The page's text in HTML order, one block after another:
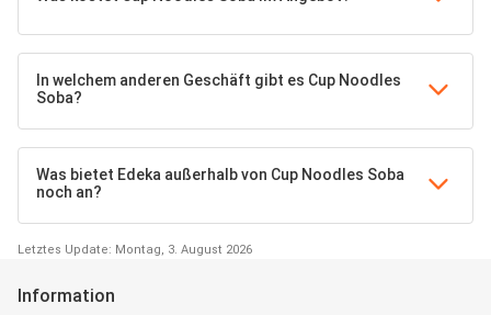
In welchem anderen Geschäft gibt es Cup Noodles
Soba?
Was bietet Edeka außerhalb von Cup Noodles Soba
noch an?
Letztes Update: Montag, 3. August 2026
Information